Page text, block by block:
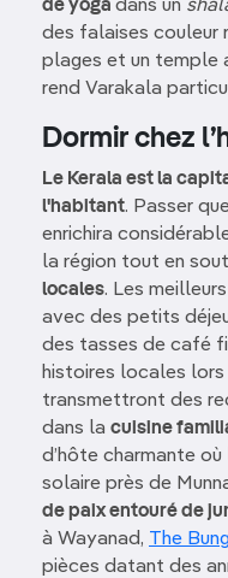
de yoga dans un
des falaises couleur
plages et un temple
rend Varakala
Dormir chez
Le Kerala est la
l'habitant. Passer
enrichira
la région tout en
locales. Les
avec des petits
des tasses de café
histoires locales
transmettront des
dans la cuisine
d’hôte charmante où
solaire près de
de paix entouré de
à Wayanad, The
pièces datant des